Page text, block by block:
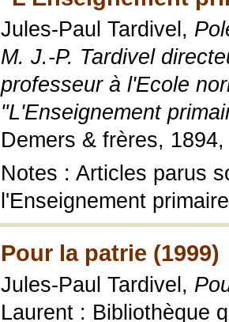
Jules-Paul Tardivel,
M. J.-P. Tardivel
professeur à l'Ecole
"L'Enseignement
Demers & frères,
Notes : Articles parus
l'Enseignement primaire
Pour la patrie (1999)
Jules-Paul Tardivel,
Laurent : Bibliothèque